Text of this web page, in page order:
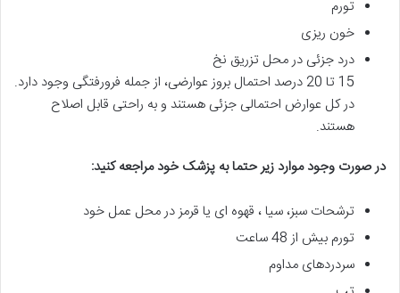
تورم
خون ریزی
درد جزئی در محل تزریق نخ
15 تا 20 درصد احتمال بروز عوارضی، از جمله فرورفتگی وجود دارد.
در کل عوارض احتمالی جزئی هستند و به راحتی قابل اصلاح
هستند.
در صورت وجود موارد زیر حتما به پزشک خود مراجعه کنید:
ترشحات سبز، سیا ، قهوه ای یا قرمز در محل عمل خود
تورم بیش از 48 ساعت
سردردهای مداوم